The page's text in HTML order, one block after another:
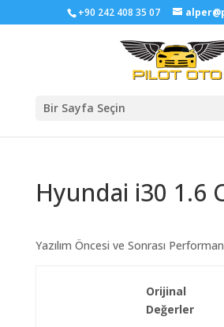
+90 242 408 35 07
Bir Sayfa Seçin
Hyundai i30 1.6
Yazılım Öncesi ve Sonrası
Orijinal
Değerler